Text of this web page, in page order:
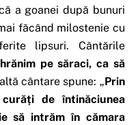
a goanei după bunuri
făcând milostenie cu
lipsuri. Cântările
pe săraci, ca să
cântare spune: „Prin
de întinăciunea
să intrăm în cămara